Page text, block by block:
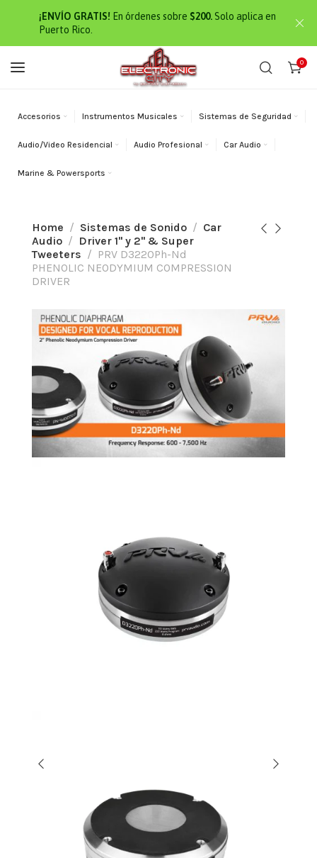
¡ENVÍO GRATIS! En órdenes sobre $200. Solo aplica en
Puerto Rico.
0
Accesorios Instrumentos Musicales Sistemas de Seguridad
Audio/Video Residencial Audio Profesional Car Audio
Marine & Powersports
Home Sistemas de Sonido
Car
Audio
Driver 1" y 2" & Super
Tweeters
PRV D3220Ph-Nd
PHENOLIC NEODYMIUM COMPRESSION
DRIVER